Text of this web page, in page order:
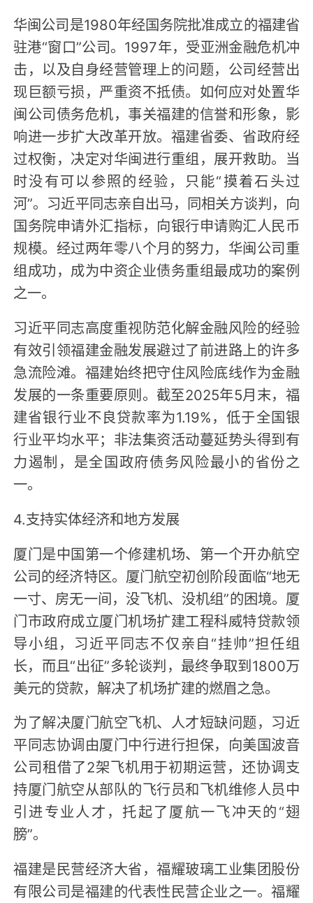
华闽公司是1980年经国务院批准成立的福建省
驻港“窗口”公司。1997年，受亚洲金融危机冲
击，以及自身经营管理上的问题，公司经营出
现巨额亏损，严重资不抵债。如何应对处置华
闽公司债务危机，事关福建的信誉和形象，影
响进一步扩大改革开放。福建省委、省政府经
过权衡，决定对华闽进行重组，展开救助。当
时没有可以参照的经验，只能“摸着石头过
河”。习近平同志亲自出马，同相关方谈判，向
国务院申请外汇指标，向银行申请购汇人民币
规模。经过两年零八个月的努力，华闽公司重
组成功，成为中资企业债务重组最成功的案例
之一。
习近平同志高度重视防范化解金融风险的经验
有效引领福建金融发展避过了前进路上的许多
急流险滩。福建始终把守住风险底线作为金融
发展的一条重要原则。截至2025年5月末，福
建省银行业不良贷款率为1.19%，低于全国银
行业平均水平；非法集资活动蔓延势头得到有
力遏制，是全国政府债务风险最小的省份之
一。
4.支持实体经济和地方发展
厦门是中国第一个修建机场、第一个开办航空
公司的经济特区。厦门航空初创阶段面临“地无
一寸、房无一间，没飞机、没机组”的困境。厦
门市政府成立厦门机场扩建工程科威特贷款领
导小组，习近平同志不仅亲自“挂帅”担任组
长，而且“出征”多轮谈判，最终争取到1800万
美元的贷款，解决了机场扩建的燃眉之急。
为了解决厦门航空飞机、人才短缺问题，习近
平同志协调由厦门中行进行担保，向美国波音
公司租借了2架飞机用于初期运营，还协调支
持厦门航空从部队的飞行员和飞机维修人员中
引进专业人才，托起了厦航一飞冲天的“翅
膀”。
福建是民营经济大省，福耀玻璃工业集团股份
有限公司是福建的代表性民营企业之一。福耀